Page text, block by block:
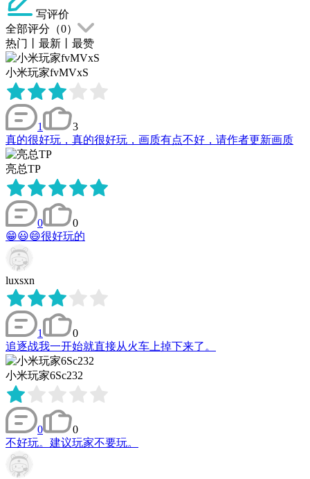
写评价
全部评分（0）
热门
最新 最赞
小米玩家fvMVxS
1
3
真的很好玩，真的很好玩，画质有点不好，请作者更新画质
亮总TP
0
0
😁😃😄很好玩的
luxsxn
1
0
追逐战我一开始就直接从火车上掉下来了。
小米玩家6Sc232
0
0
不好玩。建议玩家不要玩。